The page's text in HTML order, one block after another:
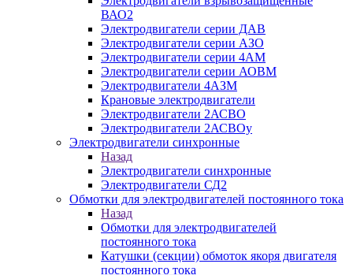
ВАО2
Электродвигатели серии ДАВ
Электродвигатели серии АЗО
Электродвигатели серии 4АМ
Электродвигатели серии АОВМ
Электродвигатели 4АЗМ
Крановые электродвигатели
Электродвигатели 2АСВО
Электродвигатели 2АСВОу
Электродвигатели синхронные
Назад
Электродвигатели синхронные
Электродвигатели СД2
Обмотки для электродвигателей постоянного тока
Назад
Обмотки для электродвигателей
постоянного тока
Катушки (секции) обмоток якоря двигателя
постоянного тока